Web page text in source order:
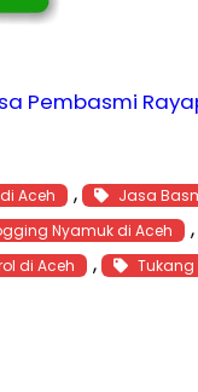
Pembasmi
Aceh , Jasa
Nyamuk di Aceh ,
di Aceh , Tukang